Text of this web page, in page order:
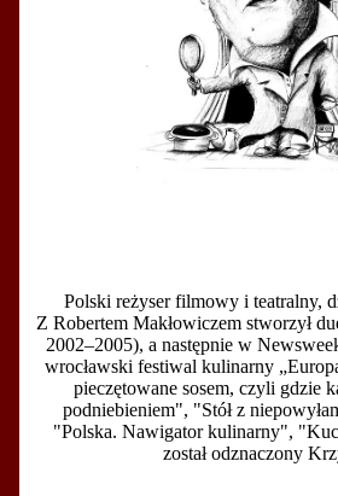
Polski reżyser filmowy i teatralny,
Z Robertem Makłowiczem stworzył
2002–2005), a następnie w
wrocławski festiwal kulinarny
pieczętowane sosem, czyli gdzie
podniebieniem", "Stół z
"Polska. Nawigator kulinarny",
został odznaczony